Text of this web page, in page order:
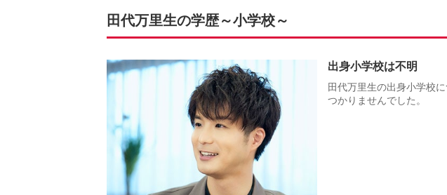
田代万里生の学歴～小学校～
出身小学校は不明
田代万里生の出身小学校
つかりませんでした。